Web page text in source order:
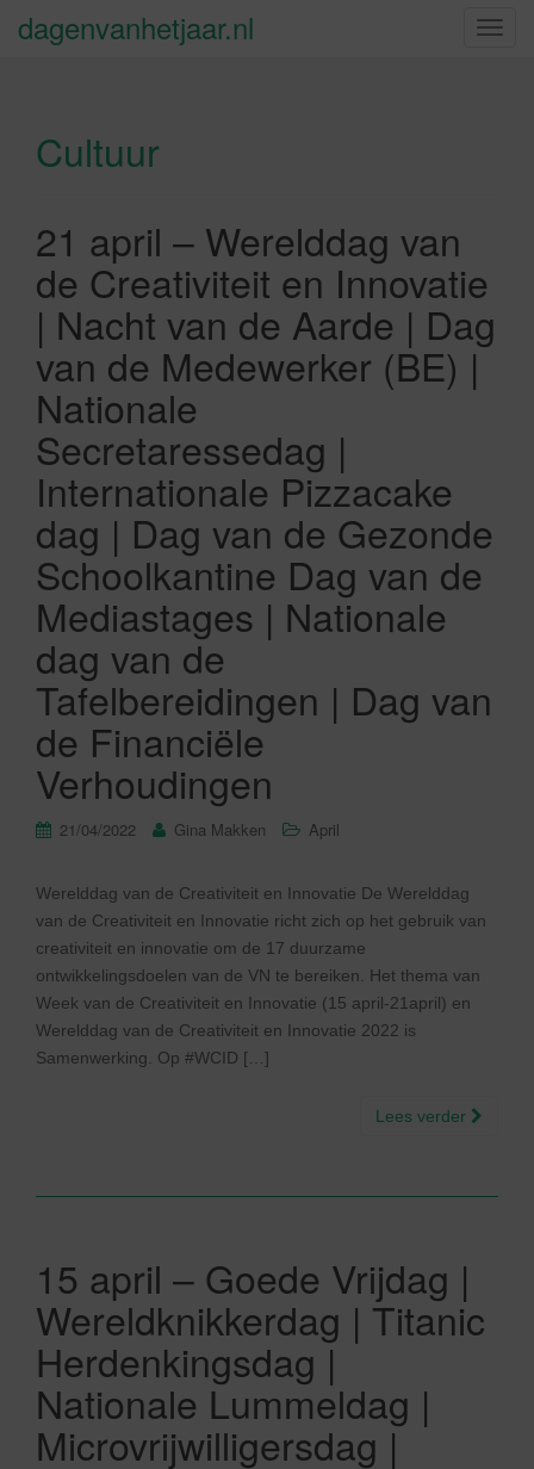
S
g
dagenvanhetjaar.nl
Cultuur
21 april – Werelddag van
de Creativiteit en Innovatie
| Nacht van de Aarde | Dag
van de Medewerker (BE) |
Nationale
Secretaressedag |
Internationale Pizzacake
dag | Dag van de Gezonde
Schoolkantine Dag van de
Mediastages | Nationale
dag van de
Tafelbereidingen | Dag van
de Financiële
Verhoudingen
21/04/2022 Gina Makken April
Werelddag van de Creativiteit en Innovatie De Werelddag
van de Creativiteit en Innovatie richt zich op het gebruik van
creativiteit en innovatie om de 17 duurzame
ontwikkelingsdoelen van de VN te bereiken. Het thema van
Week van de Creativiteit en Innovatie (15 april-21april) en
Werelddag van de Creativiteit en Innovatie 2022 is
Samenwerking. Op #WCID […]
Lees verder
15 april – Goede Vrijdag |
Wereldknikkerdag | Titanic
Herdenkingsdag |
Nationale Lummeldag |
Microvrijwilligersdag |